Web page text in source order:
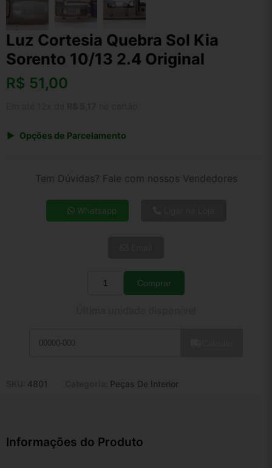
Luz Cortesia Quebra Sol Kia
Sorento 10/13 2.4 Original
R$ 51,00
Opções de Parcelamento
4x de R$ 14,13
5x de R$ 11,46
Tem Dúvidas? Fale com nossos Vendedores
Whatsapp
Quantidade
Comprar
4801 Peças De Interior
Informações do Produto